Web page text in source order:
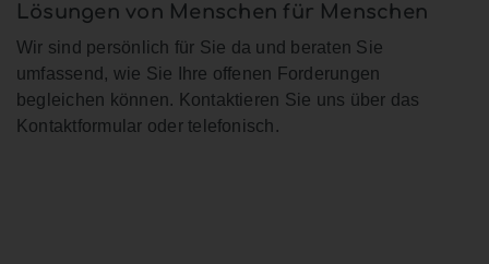
Lösungen von Menschen für Menschen
Wir sind persönlich für Sie da und beraten Sie
umfassend, wie Sie Ihre offenen Forderungen
begleichen können. Kontaktieren Sie uns über das
Kontaktformular oder telefonisch.